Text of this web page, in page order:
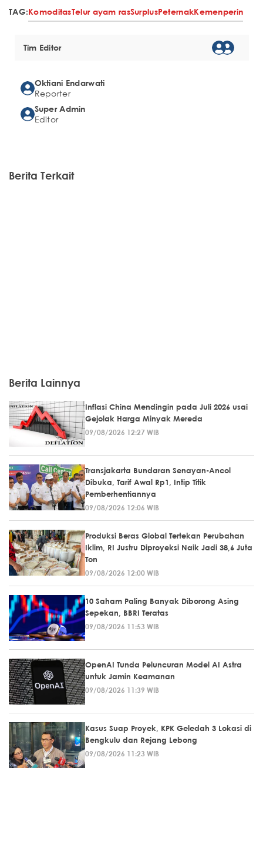
TAG:KomoditasTelur ayam rasSurplusPeternakKemenperin
Tim Editor
Oktiani Endarwati
Reporter
Super Admin
Editor
Berita Terkait
Berita Lainnya
Inflasi China Mendingin pada Juli 2026 usai
Gejolak Harga Minyak Mereda
09/08/2026 12:27 WIB
Transjakarta Bundaran Senayan-Ancol
Dibuka, Tarif Awal Rp1, Intip Titik
Pemberhentiannya
09/08/2026 12:06 WIB
Produksi Beras Global Tertekan Perubahan
Iklim, RI Justru Diproyeksi Naik Jadi 38,6 Juta
Ton
09/08/2026 12:00 WIB
10 Saham Paling Banyak Diborong Asing
Sepekan, BBRI Teratas
09/08/2026 11:53 WIB
OpenAI Tunda Peluncuran Model AI Astra
untuk Jamin Keamanan
09/08/2026 11:39 WIB
Kasus Suap Proyek, KPK Geledah 3 Lokasi di
Bengkulu dan Rejang Lebong
09/08/2026 11:23 WIB